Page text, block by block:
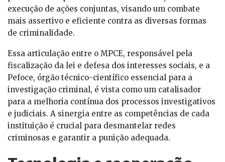
execução de ações conjuntas, visando um combate
mais assertivo e eficiente contra as diversas formas
de criminalidade.
Essa articulação entre o MPCE, responsável pela
fiscalização da lei e defesa dos interesses sociais, e a
Pefoce, órgão técnico-científico essencial para a
investigação criminal, é vista como um catalisador
para a melhoria contínua dos processos investigativos
e judiciais. A sinergia entre as competências de cada
instituição é crucial para desmantelar redes
criminosas e garantir a punição adequada.